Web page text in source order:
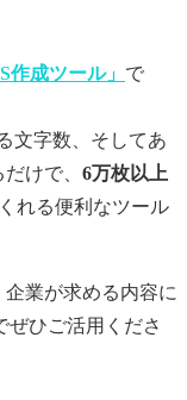
作成ツール」 で
文字数、そしてあ
けで、 6万枚以上
れる便利なツール
企業が求める内容に
ぜひご活用くださ